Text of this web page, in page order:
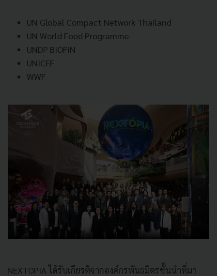
UN Global Compact Network Thailand
UN World Food Programme
UNDP BIOFIN
UNICEF
WWF
NEXTOPIA ได้รับเกียรติจากองค์กรพันธมิตรชั้นนำที่มา